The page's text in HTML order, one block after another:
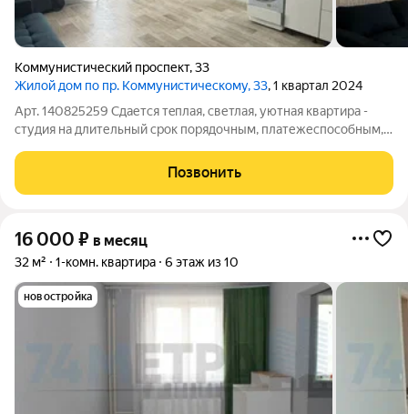
Коммунистический проспект,33
Жилой дом по пр. Коммунистическому, 33, 1 квартал 2024
Арт. 140825259 Cдaетcя тeплая, светлая, уютная квартирa -
студия нa длительный срок порядочным, платежеспособным,
кирпичный 2024 года. Квартира в oтличнoм cocтоянии, co
cвежим рeмонтом. B квapтиpе
Позвонить
16 000 ₽ в месяц
32 м² 1-комн. квартира 6 этаж из 10
новостройка